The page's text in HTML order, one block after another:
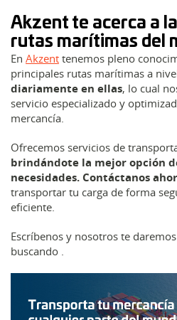
Akzent te acerca a
rutas marítimas del
En Akzent tenemos pleno
principales rutas marítimas a
diariamente en ellas, lo cual
servicio especializado y
mercancía.
Ofrecemos servicios de
brindándote la mejor opción
necesidades. Contáctanos
transportar tu carga de forma
eficiente.
Escríbenos y nosotros te daremos
buscando .